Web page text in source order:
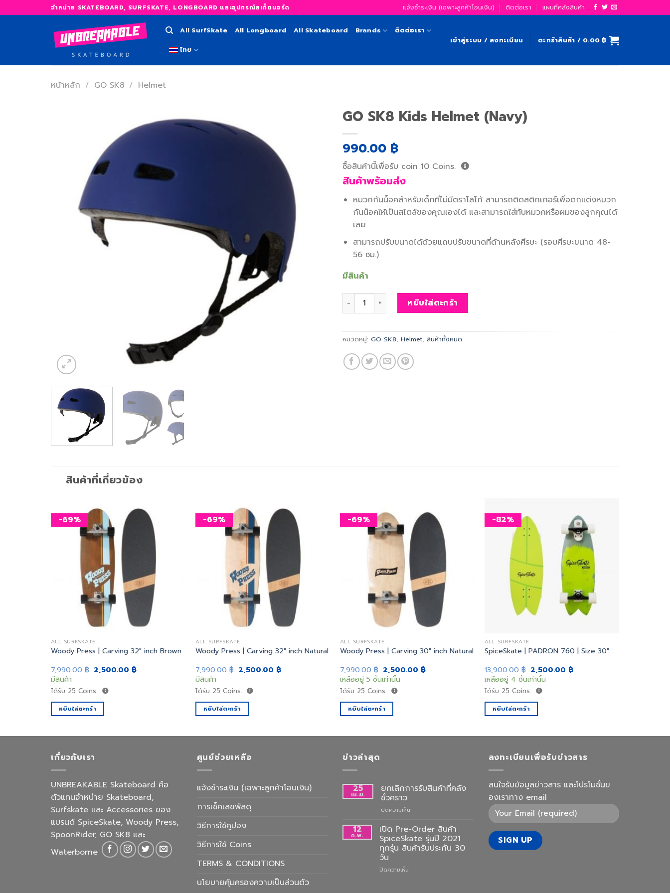
to
จำหน่าย SKATEBOARD, SURFSKATE, LONGBOARD และอุปกรณ์สเก็ตบอร์ด แจ้งชำระเงิน (เฉพาะลูกค้าโอนเงิน) ติดต่อเรา แผนที่คลังสินค้า
All SurfSkate All Longboard All Skateboard Brands ติดต่อเรา
ไทย
เข้าสู่ระบบ / ลงทะเบียน ตะกร้าสินค้า / 0.00 ฿
หน้าหลัก / GO SK8 / Helmet
GO SK8 Kids Helmet (Navy)
990.00 ฿
ซื้อสินค้านี้เพื่อรับ coin 10 Coins.
สินค้าพร้อมส่ง
หมวกกันน็อคสำหรับเด็กที่ไม่มีตราโลโก้ สามารถติดสติกเกอร์เพื่อตกแต่งหมวก
กันน็อคให้เป็นสไตล์ของคุณเองได้ และสามารถใส่ทับหมวกหรือผมของลูกคุณได้
เลย
สามารถปรับขนาดได้ด้วยแถบปรับขนาดที่ด้านหลังศีรษะ (รอบศีรษะขนาด 48-
56 ซม.)
มีสินค้า
จำนวน GO SK8 Kids Helmet (Navy) ชิ้น
หยิบใส่ตะกร้า
หมวดหมู่: GO SK8, Helmet, สินค้าทั้งหมด
สินค้าที่เกี่ยวข้อง
-69%
ALL SURFSKATE
Woody Press | Carving 32″ inch Brown
7,990.00฿ Original
price
7,990.00 ฿.
2,500.00 ฿Current
มีสินค้า
ได้รับ 25 Coins.
หยิบใส่ตะกร้า
-69%
ALL SURFSKATE
Woody Press | Carving 32″ inch Natural
7,990.00฿ Original
price
7,990.00 ฿.
2,500.00 ฿Current
มีสินค้า
ได้รับ 25 Coins.
หยิบใส่ตะกร้า
-69%
ALL SURFSKATE
Woody Press | Carving 30″ inch Natural
7,990.00฿ Original
price
was:
7,990.00 ฿.
2,500.00 ฿Current
เหลืออยู่ 5 ชิ้นเท่านั้น
ได้รับ 25 Coins.
หยิบใส่ตะกร้า
-82%
ALL SURFSKATE
SpiceSkate | PADRON 760 | Size 30″
13,900.00฿ Original
price
was:
13,900.00 ฿.
2,500.00 ฿Current
เหลืออยู่ 4 ชิ้นเท่านั้น
ได้รับ 25 Coins.
หยิบใส่ตะกร้า
เกี่ยวกับเรา
UNBREAKABLE Skateboard คือ
ตัวแทนจำหน่าย Skateboard,
Surfskate และ Accessories ของ
แบรนด์ SpiceSkate, Woody Press,
SpoonRider, GO SK8 และ
Waterborne
ศูนย์ช่วยเหลือ
แจ้งชำระเงิน (เฉพาะลูกค้าโอนเงิน)
การเช็คเลขพัสดุ
วิธีการใช้คูปอง
วิธีการใช้ Coins
TERMS & CONDITIONS
นโยบายคุ้มครองความเป็นส่วนตัว
ข่าวล่าสุด
25
เม.ย.
ยกเลิกการรับสินค้าที่คลัง
ชั่วคราว
ปิดความเห็น
การ
รับ
สินค้า
ที่
12
ก.พ.
เปิด Pre-Order สินค้า
SpiceSkate รุ่นปี 2021
ทุกรุ่น สินค้ารับประกัน 30
วัน
ปิดความเห็น
ลงทะเบียนเพื่อรับข่าวสาร
สนใจรับข้อมูลข่าวสาร และโปรโมชั่นข
องเราทาง email